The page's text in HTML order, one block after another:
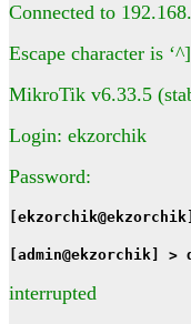
Connected to
Escape character is
MikroTik v6.33.5
Login: ekzorchik
Password:
[admin@ekzorchik] >
interrupted